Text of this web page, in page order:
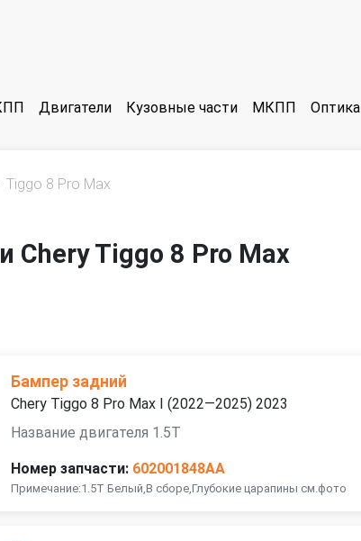
Двигатели Кузовные части МКПП Оптика
Tiggo 8 Pro Max
Chery Tiggo 8 Pro Max
Бампер задний
Chery Tiggo 8 Pro Max I (2022—2025) 2023
Название двигателя 1.5T
Номер запчасти: 602001848AA
Примечание:1.5T Белый,В сборе,Глубокие царапины см.фото